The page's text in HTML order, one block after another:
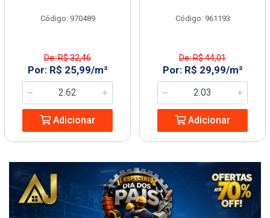
Código: 970489
De: R$ 32,46
Por: R$ 25,99/m²
Adicionar
Código: 961193
De: R$ 44,01
Por: R$ 29,99/m²
Adicionar